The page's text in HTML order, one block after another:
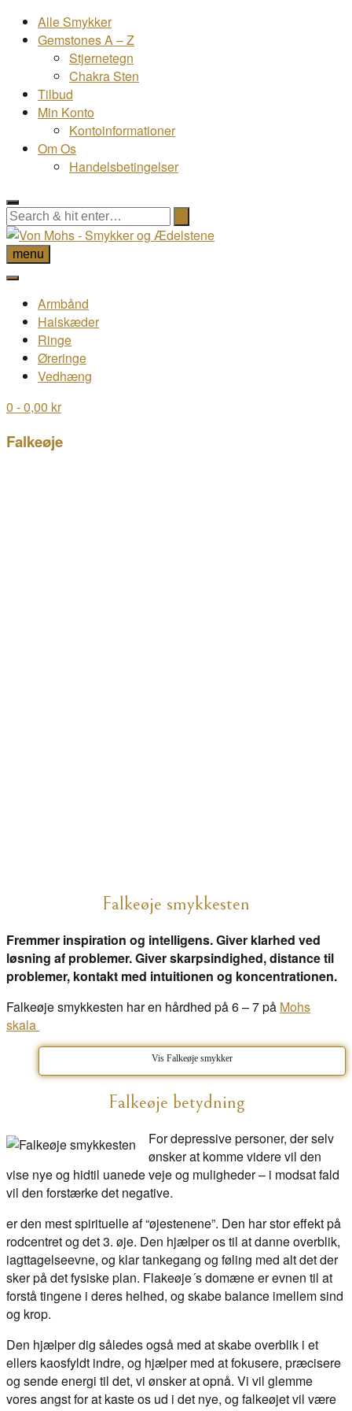
Alle Smykker
Gemstones A – Z
Stjernetegn
Chakra Sten
Tilbud
Min Konto
Kontoinformationer
Om Os
Handelsbetingelser
menu
Armbånd
Halskæder
Ringe
Øreringe
Vedhæng
0 - 0,00 kr
Falkeøje
Falkeøje smykkesten
Fremmer inspiration og intelligens. Giver klarhed ved
løsning af problemer. Giver skarpsindighed, distance til
problemer, kontakt med intuitionen og koncentrationen.
Falkeøje smykkesten har en hårdhed på 6 – 7 på Mohs
skala
Vis Falkeøje smykker
Falkeøje betydning
For depressive personer, der selv
ønsker at komme videre vil den
vise nye og hidtil uanede veje og muligheder – i modsat fald
vil den forstærke det negative.
er den mest spirituelle af “øjestenene”. Den har stor effekt på
rodcentret og det 3. øje. Den hjælper os til at danne overblik,
iagttagelseevne, og klar tankegang og føling med alt det der
sker på det fysiske plan. Flakeøje´s domæne er evnen til at
forstå tingene i deres helhed, og skabe balance imellem sind
og krop.
Den hjælper dig således også med at skabe overblik i et
ellers kaosfyldt indre, og hjælper med at fokusere, præcisere
og sende energi til det, vi ønsker at opnå. Vi vil glemme
vores angst for at kaste os ud i det nye, og falkeøjet vil være